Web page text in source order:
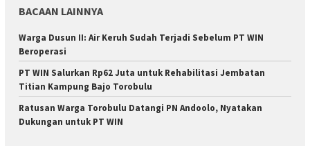
BACAAN LAINNYA
Warga Dusun II: Air Keruh Sudah Terjadi Sebelum PT WIN
Beroperasi
PT WIN Salurkan Rp62 Juta untuk Rehabilitasi Jembatan
Titian Kampung Bajo Torobulu
Ratusan Warga Torobulu Datangi PN Andoolo, Nyatakan
Dukungan untuk PT WIN